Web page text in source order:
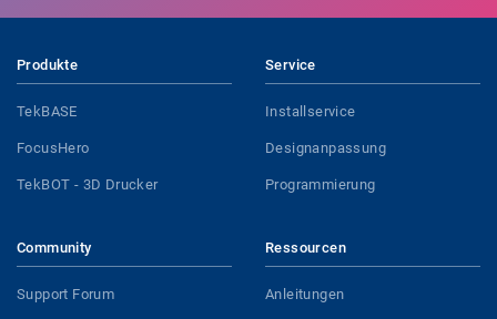
Produkte
TekBASE
FocusHero
TekBOT - 3D Drucker
Service
Installservice
Designanpassung
Programmierung
Community
Support Forum
Ressourcen
Anleitungen